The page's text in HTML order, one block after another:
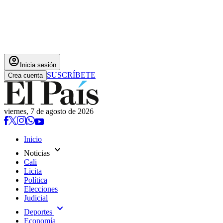
account_circle Inicia sesión
Crea cuenta SUSCRÍBETE
viernes, 7 de agosto de 2026
Inicio
Noticias expand_more
Cali
Licita
Política
Elecciones
Judicial
Deportes expand_more
Economía